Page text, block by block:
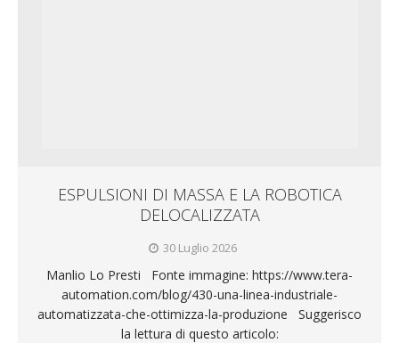
ESPULSIONI DI MASSA E LA ROBOTICA
DELOCALIZZATA
30 Luglio 2026
Manlio Lo Presti Fonte immagine: https://www.tera-
automation.com/blog/430-una-linea-industriale-
automatizzata-che-ottimizza-la-produzione Suggerisco
la lettura di questo articolo: